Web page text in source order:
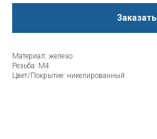
Заказать
Материал: железо
Резьба: М4
Цвет/Покрытие: никелированный